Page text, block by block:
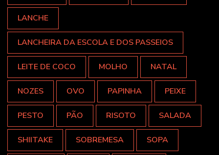
LANCHE
LANCHEIRA DA ESCOLA E DOS PASSEIOS
LEITE DE COCO MOLHO NATAL
NOZES OVO PAPINHA PEIXE
PESTO PÃO RISOTO SALADA
SHIITAKE SOBREMESA SOPA